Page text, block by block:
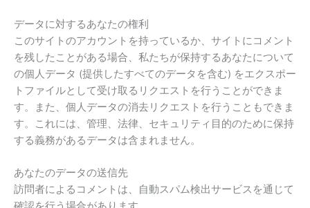
データに対するあなたの権利
このサイトのアカウントを持っているか、サイトにコメント
を残したことがある場合、私たちが保持するあなたについて
の個人データ (提供したすべてのデータを含む) をエクスポー
トファイルとして受け取るリクエストを行うことができま
す。また、個人データの消去リクエストを行うこともできま
す。これには、管理、法律、セキュリティ目的のために保持
する義務があるデータは含まれません。
あなたのデータの送信先
訪問者によるコメントは、自動スパム検出サービスを通じて